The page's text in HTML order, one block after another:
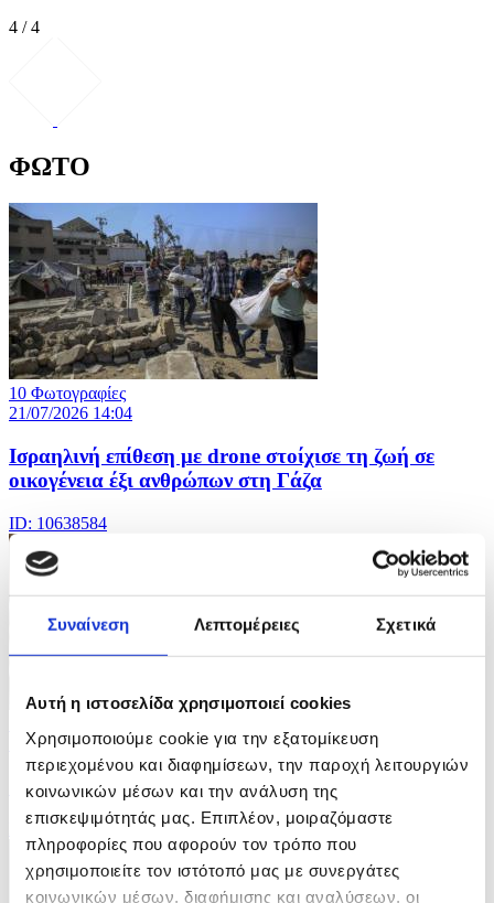
Συναίνεση Λεπτομέρειες Σχετικά
Αυτή η ιστοσελίδα χρησιμοποιεί cookies
Χρησιμοποιούμε cookie για την εξατομίκευση
περιεχομένου και διαφημίσεων, την παροχή λειτουργιών
κοινωνικών μέσων και την ανάλυση της
επισκεψιμότητάς μας. Επιπλέον, μοιραζόμαστε
πληροφορίες που αφορούν τον τρόπο που
χρησιμοποιείτε τον ιστότοπό μας με συνεργάτες
κοινωνικών μέσων, διαφήμισης και αναλύσεων, οι
4 / 4
ΦΩΤΟ
10 Φωτογραφίες
21/07/2026 14:04
Iσραηλινή επίθεση με drone στοίχισε τη ζωή σε
οικογένεια έξι ανθρώπων στη Γάζα
ID: 10638584
19/07/2026 18:01
Ο Στέφανος Τσιτσιπάς κατέκτησε το Swiss Open
ID: 10629416